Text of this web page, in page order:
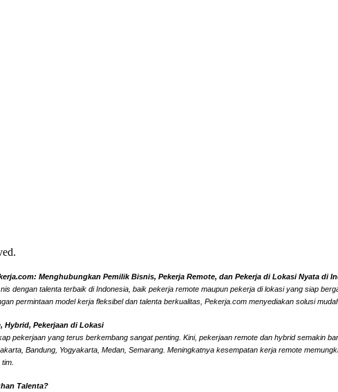
Menghubungkan Pemilik Bisnis, Pekerja Remote, dan Pekerja di Lokasi Nyata di
dengan talenta terbaik di Indonesia, baik pekerja remote maupun pekerja di lokasi yang siap
permintaan model kerja fleksibel dan talenta berkualitas, Pekerja.com menyediakan solusi
Hybrid, Pekerjaan di Lokasi
pekerjaan yang terus berkembang sangat penting. Kini, pekerjaan remote dan hybrid semakin
Bandung, Yogyakarta, Medan, Semarang. Meningkatnya kesempatan kerja remote
Talenta?